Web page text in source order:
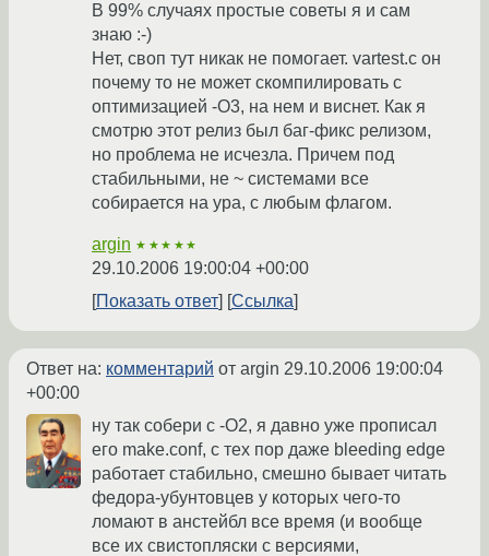
В 99% случаях простые советы я и сам
знаю :-)
Нет, своп тут никак не помогает. vartest.c он
почему то не может скомпилировать с
оптимизацией -О3, на нем и виснет. Как я
смотрю этот релиз был баг-фикс релизом,
но проблема не исчезла. Причем под
стабильными, не ~ системами все
собирается на ура, с любым флагом.
argin ★★★★★
29.10.2006 19:00:04 +00:00
Показать ответ
Ссылка
Ответ на: комментарий от argin 29.10.2006 19:00:04
+00:00
ну так собери с -O2, я давно уже прописал
его make.conf, с тех пор даже bleeding edge
работает стабильно, смешно бывает читать
федора-убунтовцев у которых чего-то
ломают в анстейбл все время (и вообще
все их свистопляски с версиями,